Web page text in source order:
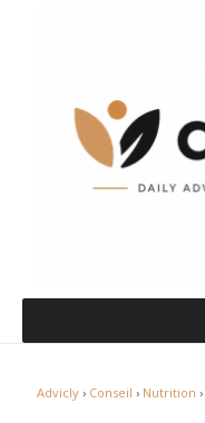
Advicly› Conseil › Nutrition ›